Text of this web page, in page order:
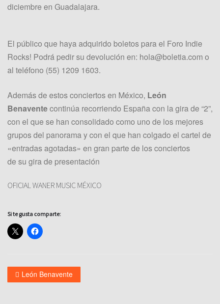
diciembre en Guadalajara.
El público que haya adquirido boletos para el Foro Indie
Rocks! Podrá pedir su devolución en: hola@boletia.com o
al teléfono (55) 1209 1603.
Además de estos conciertos en México, León
Benaventecontinúa recorriendo España con la gira de “2”,
con el que se han consolidado como uno de los mejores
grupos del panorama y con el que han colgado el cartel de
«entradas agotadas» en gran parte de los conciertos
de su gira de presentación
OFICIAL WANER MUSIC MÉXICO
Si te gusta comparte:
León Benavente